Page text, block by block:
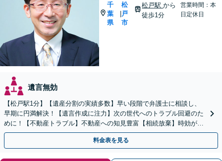
千
葉
県
松
戸
市
松戸駅から
徒歩1分
営業時間：本
日定休日
遺言無効
【松戸駅1分】【遺産分割の実績多数】早い段階で弁護士に相談し、
早期に円満解決！【遺言作成に注力】次の世代へのトラブル回避のた
めに！【不動産トラブル】不動産への知見豊富【相続放棄】時効がく
る前にお手続きを。
料金表を見る